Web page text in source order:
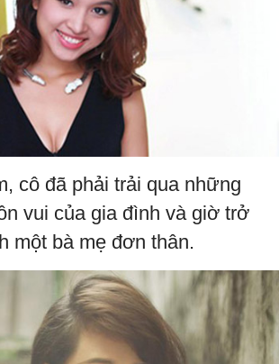
cô đã phải trải qua những
vui của gia đình và giờ trở
một bà mẹ đơn thân.